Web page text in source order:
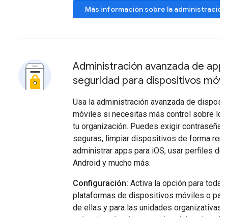
Más información sobre la administración
Administración avanzada de
seguridad para dispositivos
Usa la administración avanzada de
móviles si necesitas más control sobre
tu organización. Puedes exigir contraseñas
seguras, limpiar dispositivos de forma
administrar apps para iOS, usar perfiles de
Android y mucho más.
Configuración: Activa la opción para todas
plataformas de dispositivos móviles o
de ellas y para las unidades organizativas